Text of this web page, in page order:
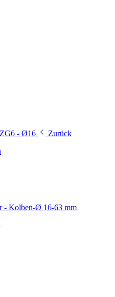
- Ø16
Zurück
- Kolben-Ø 16-63 mm